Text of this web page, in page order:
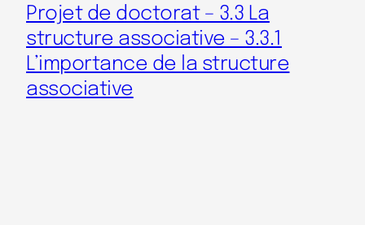
Projet de doctorat – 3.3 La
structure associative – 3.3.1
L’importance de la structure
associative